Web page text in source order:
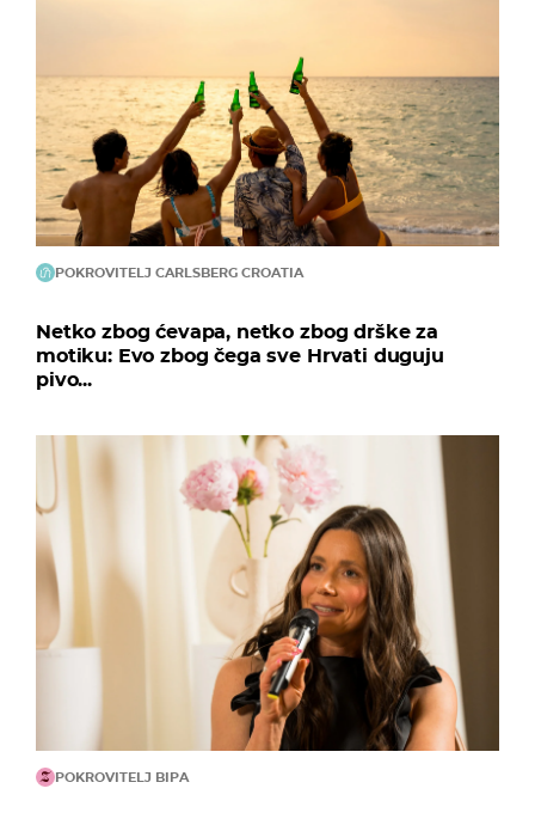
POKROVITELJ CARLSBERG CROATIA
Netko zbog ćevapa, netko zbog drške za
motiku: Evo zbog čega sve Hrvati duguju
pivo...
POKROVITELJ BIPA